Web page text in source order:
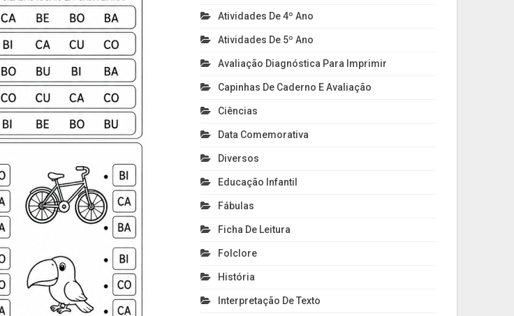
Atividades De 4º Ano
Atividades De 5º Ano
Avaliação Diagnóstica Para Imprimir
Capinhas De Caderno E Avaliação
Ciências
Data Comemorativa
Diversos
Educação Infantil
Fábulas
Ficha De Leitura
Folclore
História
Interpretação De Texto